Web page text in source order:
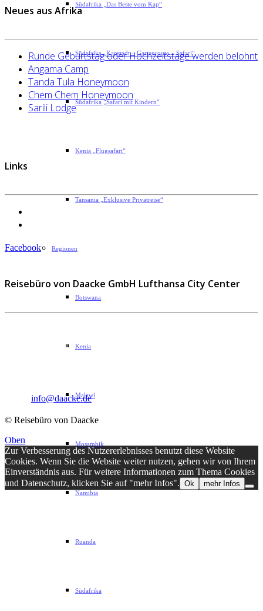
Südafrika „Das Beste vom Kap“
Südafrika „Kapstadt – Gartenroute – Safari“
Südafrika „Safari mit Kindern“
Kenia „Flugsafari“
Tansania „Exklusive Privatreise“
Regionen
Botswana
Kenia
Malawi
Mosambik
Namibia
Ruanda
Südafrika
Neues aus Afrika
Runde Geburtstag oder Hochzeitstage werden belohnt
Angama Camp
Tanda Tula Honeymoon
Chem Chem Honeymoon
Sarili Lodge
Links
Facebook
Reisebüro von Daacke GmbH Lufthansa City Center
D-22609 Hamburg
info@daacke.de
© Reisebüro von Daacke
Oben
Zur Verbesserung des Nutzererlebnisses benutzt diese Website
Cookies. Wenn Sie die Website weiter nutzen, gehen wir von Ihrem
Einverständnis aus. Für weitere Informationen zum Thema Cookies
und Datenschutz, klicken Sie auf "mehr Infos". Ok mehr Infos